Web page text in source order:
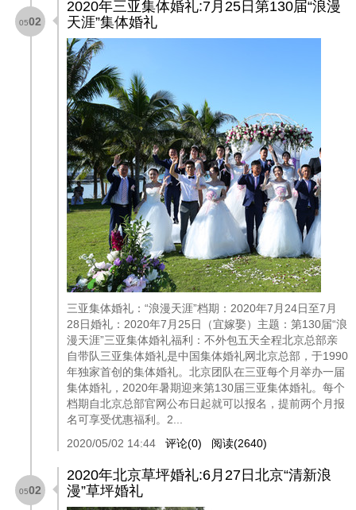
0502
2020年三亚集体婚礼:7月25日第130届“浪漫
天涯”集体婚礼
三亚集体婚礼：“浪漫天涯”档期：2020年7月24日至7月
28日婚礼：2020年7月25日（宜嫁娶）主题：第130届“浪
漫天涯”三亚集体婚礼福利：不外包五天全程北京总部亲
自带队三亚集体婚礼是中国集体婚礼网北京总部，于1990
年独家首创的集体婚礼。北京团队在三亚每个月举办一届
集体婚礼，2020年暑期迎来第130届三亚集体婚礼。每个
档期自北京总部官网公布日起就可以报名，提前两个月报
名可享受优惠福利。2...
2020/05/02 14:44 评论(0) 阅读(2640)
0502
2020年北京草坪婚礼:6月27日北京“清新浪
漫”草坪婚礼